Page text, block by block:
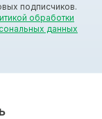
подписчиков.
обработки
данных